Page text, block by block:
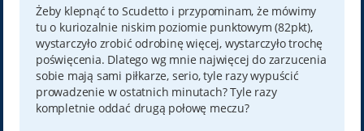
t
Żeby klepnąć to Scudetto i przypominam, że mówimy
tu o kuriozalnie niskim poziomie punktowym (82pkt),
wystarczyło zrobić odrobinę więcej, wystarczyło trochę
poświęcenia. Dlatego wg mnie najwięcej do zarzucenia
sobie mają sami piłkarze, serio, tyle razy wypuścić
prowadzenie w ostatnich minutach? Tyle razy
kompletnie oddać drugą połowę meczu?